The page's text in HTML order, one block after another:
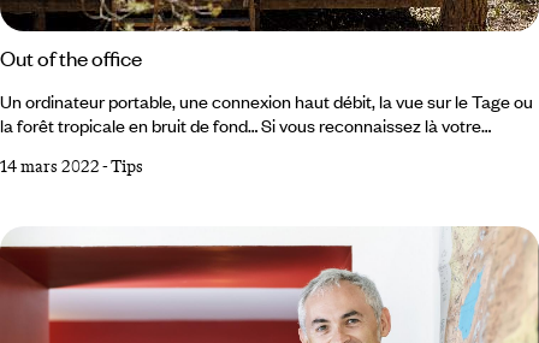
Out of the office
Un ordinateur portable, une connexion haut débit, la vue sur le Tage ou
la forêt tropicale en bruit de fond… Si vous reconnaissez là votre
des “digital nomads” (en français, les nomades numériques), qui
vous hésitez encore à franchir le pas, voici un mode d’emploi.
14 mars 2022-Tips